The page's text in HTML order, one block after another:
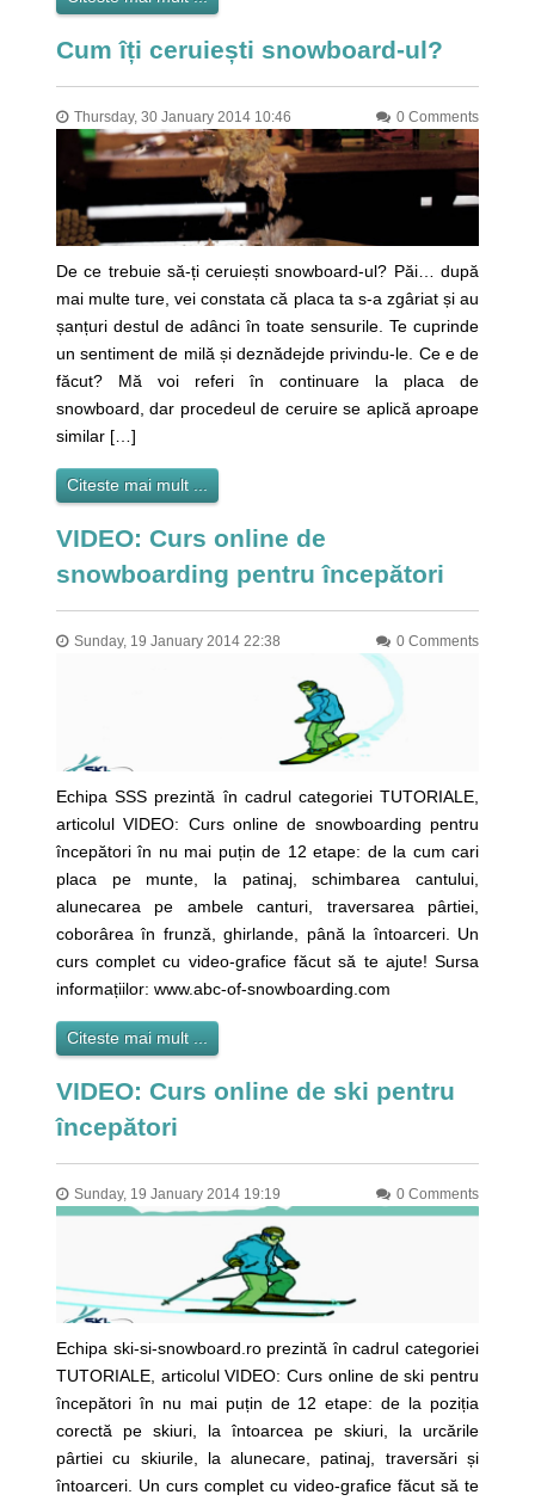
Cum îți ceruiești snowboard-ul?
Thursday, 30 January 2014 10:46 0 Comments
De ce trebuie să-ți ceruiești snowboard-ul? Păi… după
mai multe ture, vei constata că placa ta s-a zgâriat și au
șanțuri destul de adânci în toate sensurile. Te cuprinde
un sentiment de milă și deznădejde privindu-le. Ce e de
făcut? Mă voi referi în continuare la placa de
snowboard, dar procedeul de ceruire se aplică aproape
similar […]
Citeste mai mult ...
VIDEO: Curs online de
snowboarding pentru începători
Sunday, 19 January 2014 22:38 0 Comments
Echipa SSS prezintă în cadrul categoriei TUTORIALE,
articolul VIDEO: Curs online de snowboarding pentru
începători în nu mai puțin de 12 etape: de la cum cari
placa pe munte, la patinaj, schimbarea cantului,
alunecarea pe ambele canturi, traversarea pârtiei,
coborârea în frunză, ghirlande, până la întoarceri. Un
curs complet cu video-grafice făcut să te ajute! Sursa
informațiilor: www.abc-of-snowboarding.com
Citeste mai mult ...
VIDEO: Curs online de ski pentru
începători
Sunday, 19 January 2014 19:19 0 Comments
Echipa ski-si-snowboard.ro prezintă în cadrul categoriei
TUTORIALE, articolul VIDEO: Curs online de ski pentru
începători în nu mai puțin de 12 etape: de la poziția
corectă pe skiuri, la întoarcea pe skiuri, la urcările
pârtiei cu skiurile, la alunecare, patinaj, traversări și
întoarceri. Un curs complet cu video-grafice făcut să te